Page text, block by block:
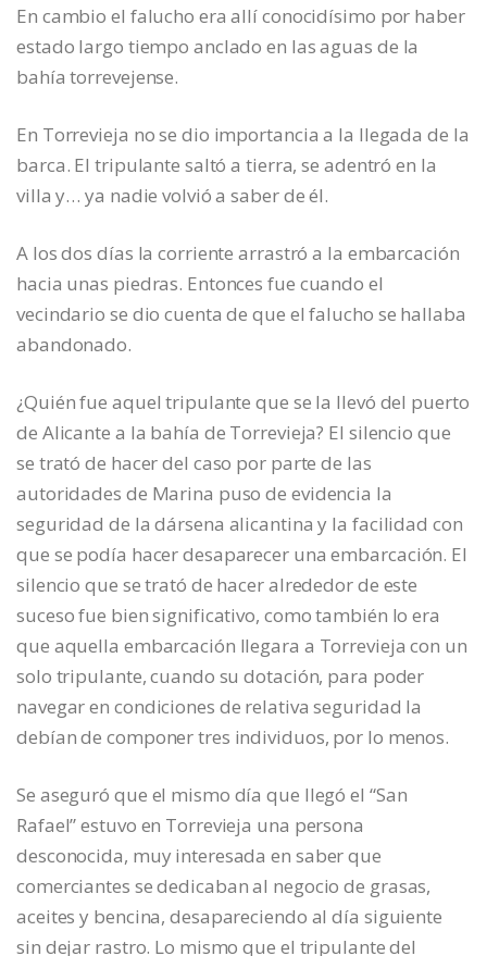
En cambio el falucho era allí conocidísimo por haber
estado largo tiempo anclado en las aguas de la
bahía torrevejense.
En Torrevieja no se dio importancia a la llegada de la
barca. El tripulante saltó a tierra, se adentró en la
villa y… ya nadie volvió a saber de él.
A los dos días la corriente arrastró a la embarcación
hacia unas piedras. Entonces fue cuando el
vecindario se dio cuenta de que el falucho se hallaba
abandonado.
¿Quién fue aquel tripulante que se la llevó del puerto
de Alicante a la bahía de Torrevieja? El silencio que
se trató de hacer del caso por parte de las
autoridades de Marina puso de evidencia la
seguridad de la dársena alicantina y la facilidad con
que se podía hacer desaparecer una embarcación. El
silencio que se trató de hacer alrededor de este
suceso fue bien significativo, como también lo era
que aquella embarcación llegara a Torrevieja con un
solo tripulante, cuando su dotación, para poder
navegar en condiciones de relativa seguridad la
debían de componer tres individuos, por lo menos.
Se aseguró que el mismo día que llegó el “San
Rafael” estuvo en Torrevieja una persona
desconocida, muy interesada en saber que
comerciantes se dedicaban al negocio de grasas,
aceites y bencina, desapareciendo al día siguiente
sin dejar rastro. Lo mismo que el tripulante del